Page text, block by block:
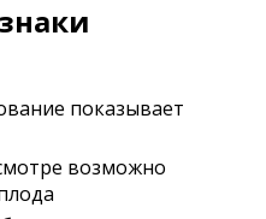
показывает
возможно